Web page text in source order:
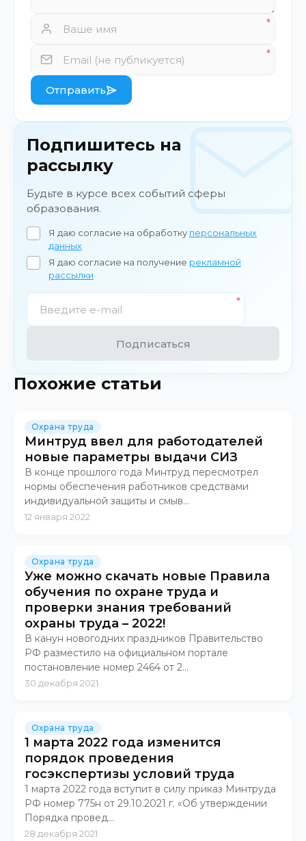
Отправить
Подпишитесь на
рассылку
Будьте в курсе всех событий сферы
образования.
Я даю согласие на обработку персональных
данных
Я даю согласие на получение рекламной
рассылки
Подписаться
Похожие статьи
Охрана труда
Минтруд ввел для работодателей
новые параметры выдачи СИЗ
В конце прошлого года Минтруд пересмотрел
нормы обеспечения работников средствами
индивидуальной защиты и смыв...
12 января 2022
Охрана труда
Уже можно скачать новые Правила
обучения по охране труда и
проверки знания требований
охраны труда – 2022!
В канун новогодних праздников Правительство
РФ разместило на официальном портале
постановление номер 2464 от 2...
30 декабря 2021
Охрана труда
1 марта 2022 года изменится
порядок проведения
госэкспертизы условий труда
1 марта 2022 года вступит в силу приказ Минтруда
РФ номер 775н от 29.10.2021 г. «Об утверждении
Порядка провед...
28 декабря 2021